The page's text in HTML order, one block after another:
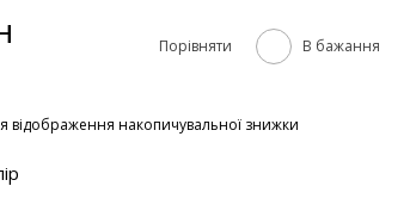
Порівняти В бажання
відображення накопичувальної знижки